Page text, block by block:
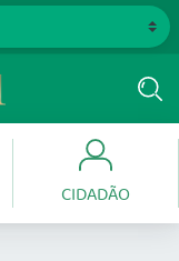
CIDADÃO